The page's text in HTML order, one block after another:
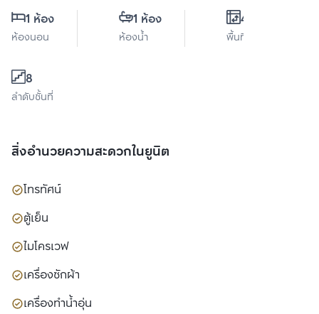
1 ห้อง
ห้องนอน
1 ห้อง
ห้องน้ำ
47 ตร.ม.
พื้นที่ใช้สอย
8
ลำดับชั้นที่
สิ่งอำนวยความสะดวกในยูนิต
โทรทัศน์
ตู้เย็น
ไมโครเวฟ
เครื่องซักผ้า
เครื่องทำน้ำอุ่น